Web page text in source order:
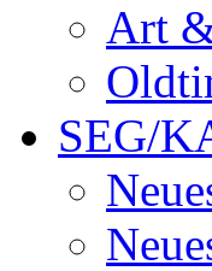
Art
SEG/